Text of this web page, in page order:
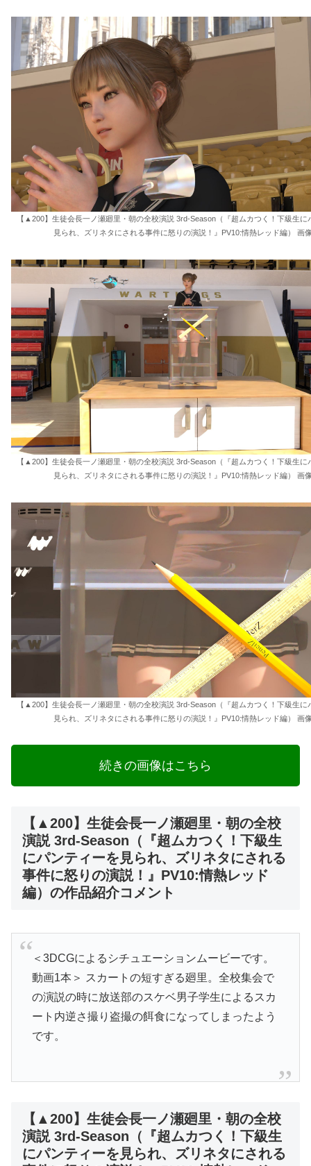
【▲200】生徒会長一ノ瀬廻里・朝の全校演説 3rd-Season（『超ムカつく！下級生に
見られ、ズリネタにされる事件に怒りの演説！』PV10:情熱レッド編） 画
【▲200】生徒会長一ノ瀬廻里・朝の全校演説 3rd-Season（『超ムカつく！下級生に
見られ、ズリネタにされる事件に怒りの演説！』PV10:情熱レッド編） 画
【▲200】生徒会長一ノ瀬廻里・朝の全校演説 3rd-Season（『超ムカつく！下級生に
見られ、ズリネタにされる事件に怒りの演説！』PV10:情熱レッド編） 画
続きの画像はこちら
【▲200】生徒会長一ノ瀬廻里・朝の全校
演説 3rd-Season（『超ムカつく！下級生
にパンティーを見られ、ズリネタにされる
事件に怒りの演説！』PV10:情熱レッド
編）の作品紹介コメント
＜3DCGによるシチュエーションムービーです。
動画1本＞ スカートの短すぎる廻里。全校集会で
の演説の時に放送部のスケベ男子学生によるスカ
ート内逆さ撮り盗撮の餌食になってしまったよう
です。
【▲200】生徒会長一ノ瀬廻里・朝の全校
演説 3rd-Season（『超ムカつく！下級生
にパンティーを見られ、ズリネタにされる